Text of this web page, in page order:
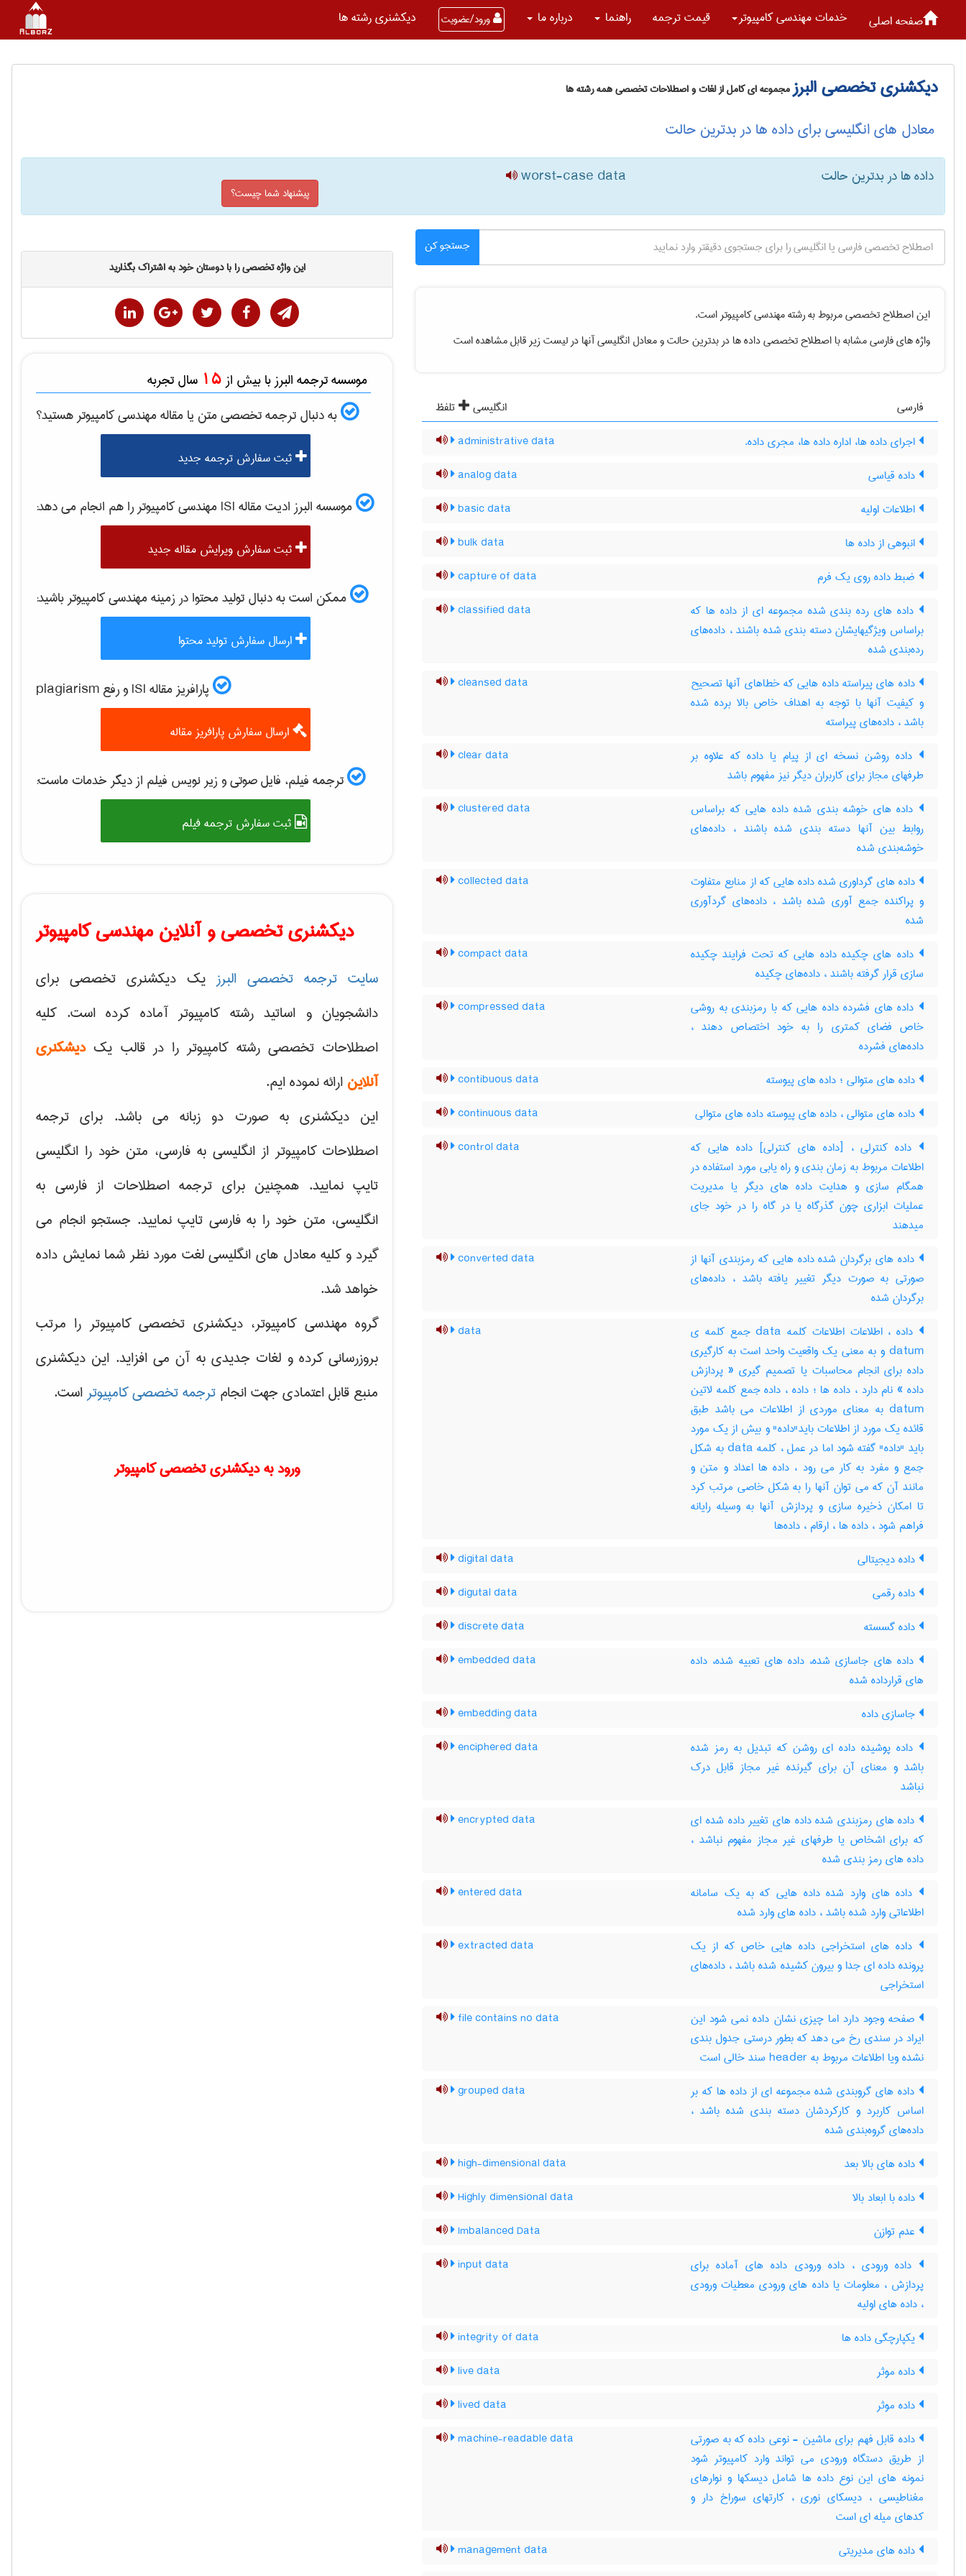
صفحه اصلی خدمات مهندسی كامپيوتر قیمت ترجمه راهنما درباره ما ورود/عضویت دیکشنری رشته ها
دیکشنری تخصصی البرزمجموعه ای کامل از لغات و اصطلاحات تخصصی همه رشته ها
معادل های انگلیسی برای داده ها در بدترین حالت
داده ها در بدترین حالت worst-case data
پیشنهاد شما چیست؟
جستجو کن
این اصطلاح تخصصی مربوط به رشتهمهندسی كامپيوتراست.
واژه های فارسی مشابه با اصطلاح تخصصیداده ها در بدترین حالتو معادل انگلیسی آنها در لیست زیر قابل مشاهده است
فارسی انگلیسی
تلفظ
اجرای داده ها، اداره داده ها، مجری داده.
administrative data
داده قیاسی analog data
اطلاعات اولیه basic data
انبوهی از داده ها bulk data
ضبط داده روی یک فرم capture of data
داده های رده بندی شده مجموعه ای از داده ها که
براساس ویژگیهایشان دسته بندی شده باشند ، داده‌های
رده‌بندی شده
classified data
داده های پیراسته داده هایی که خطاهای آنها تصحیح
و کیفیت آنها با توجه به اهداف خاص بالا برده شده
باشد ، داده‌های پیراسته
cleansed data
داده روشن نسخه ای از پیام یا داده که علاوه بر
طرفهای مجاز برای کاربران دیگر نیز مفهوم باشد
clear data
داده های خوشه بندی شده داده هایی که براساس
روابط بین آنها دسته بندی شده باشند ، داده‌های
خوشه‌بندی شده
clustered data
داده های گرداوری شده داده هایی که از منابع متفاوت
و پراکنده جمع آوری شده باشد ، داده‌های گردآوری
شده
collected data
داده های چکیده داده هایی که تحت فرایند چکیده
سازی قرار گرفته باشند ، داده‌های چکیده
compact data
داده های فشرده داده هایی که با رمزبندی به روشی
خاص فضای کمتری را به خود اختصاص دهند ،
داده‌های فشرده
compressed data
داده های متوالی ؛ داده های پیوسته contibuous data
داده های متوالی ، داده های پیوسته داده های متوالی continuous data
داده کنترلی ، [داده های کنترلی] داده هایی که
اطلاعات مربوط به زمان بندی و راه یابی مورد استفاده در
همگام سازی و هدایت داده های دیگر یا مدیریت
عملیات ابزاری چون گذرگاه یا در گاه را در خود جای
میدهند
control data
داده های برگردان شده داده هایی که رمزبندی آنها از
صورتی به صورت دیگر تغییر یافته باشد ، داده‌های
برگردان شده
converted data
داده ، اطلاعات اطلاعات کلمه data جمع کلمه ی
datum و به معنی یک واقعیت واحد است به کارگیری
داده برای انجام محاسبات یا تصمیم گیری « پردازش
داده » نام دارد ، داده ها ؛ داده ، داده جمع کلمه لاتین
datum به معنای موردی از اطلاعات می باشد طبق
قائده یک مورد از اطلاعات باید"داده" و بیش از یک مورد
باید "داده" گفته شود اما در عمل ، کلمه data به شکل
جمع و مفرد به کار می رود ، داده ها اعداد و متن و
مانند آن که می توان آنها را به شکل خاصی مرتب کرد
تا امکان ذخیره سازی و پردازش آنها به وسیله رایانه
فراهم شود ، داده ها ، ارقام ، داده‌ها
data
داده دیجیتالی digital data
داده رقمی digutal data
داده گسسته discrete data
داده های جاسازی شده، داده های تعبیه شده، داده
های قرارداده شده
embedded data
جاسازی داده embedding data
داده پوشیده داده ای روشن که تبدیل به رمز شده
باشد و معنای آن برای گیرنده غیر مجاز قابل درک
نباشد
enciphered data
داده های رمزبندی شده داده های تغییر داده شده ای
که برای اشخاص یا طرفهای غیر مجاز مفهوم نباشد ،
داده‌ های رمز بندی شده
encrypted data
داده های وارد شده داده هایی که به یک سامانه
اطلاعاتی وارد شده باشد ، داده‌ های وارد شده
entered data
داده های استخراجی داده هایی خاص که از یک
پرونده داده ای جدا و بیرون کشیده شده باشد ، داده‌های
استخراجی
extracted data
صفحه وجود دارد اما چیزی نشان داده نمی شود این
ایراد در سندی رخ می دهد که بطور درستی جدول بندی
نشده ویا اطلاعات مربوط به header سند خالی است
file contains no data
داده های گروبندی شده مجموعه ای از داده ها که بر
اساس کاربرد و کارکردشان دسته بندی شده باشد ،
داده‌های گروه‌بندی شده
grouped data
داده های بالا بعد high-dimensional data
داده با ابعاد بالا Highly dimensional data
عدم توازن Imbalanced Data
داده ورودی ، داده ورودی داده های آماده برای
پردازش ، معلومات یا داده های ورودی معطیات ورودی
، داده های اولیه
input data
یکپارچگی داده ها integrity of data
داده موثر live data
داده موثر lived data
داده قابل فهم برای ماشین - نوعی داده که به صورتی
از طریق دستگاه ورودی می تواند وارد کامپیوتر شود
نمونه های این نوع داده ها شامل دیسکها و نوارهای
مغناطیسی ، دیسکای نوری ، کارتهای سوراخ دار و
کدهای میله ای است
machine-readable data
داده های مدیریتی management data
این واژه تخصصی را با دوستان خود به اشتراک بگذارید
موسسه ترجمه البرز با بیش از 15 سال تجربه
به دنبال ترجمه تخصصی متن یا مقالهمهندسی كامپيوترهستید؟
ثبت سفارش ترجمه جدید
موسسه البرز ادیت مقاله ISI مهندسی كامپيوتررا هم انجام می دهد:
ثبت سفارش ویرایش مقاله جدید
ممکن است به دنبال تولید محتوا در زمینهمهندسی كامپيوترباشید:
ارسال سفارش تولید محتوا
پارافریز مقاله ISI و رفع plagiarism
ارسال سفارش پارافریز مقاله
ترجمه فیلم، فایل صوتی و زیر نویس فیلم از دیگر خدمات ماست:
ثبت سفارش ترجمه فیلم
دیکشنری تخصصی و آنلاین مهندسی کامپیوتر
سایت ترجمه تخصصی البرزیک دیکشنری تخصصی برای
دانشجویان و اساتید رشته کامپیوتر آماده کرده است. کلیه
اصطلاحات تخصصی رشته کامپیوتر را در قالب یکدیشکنری
آنلاین ارائه نموده ایم.
این دیکشنری به صورت دو زبانه می باشد. برای ترجمه
اصطلاحات کامپیوتر از انگلیسی به فارسی، متن خود را انگلیسی
تایپ نمایید. همچنین برای ترجمه اصطلاحات از فارسی به
انگلیسی، متن خود را به فارسی تایپ نمایید. جستجو انجام می
گیرد و کلیه معادل های انگلیسی لغت مورد نظر شما نمایش داده
خواهد شد.
گروه مهندسی کامپیوتر، دیکشنری تخصصی کامپیوتر را مرتب
بروزرسانی کرده و لغات جدیدی به آن می افزاید. این دیکشنری
منبع قابل اعتمادی جهت انجام ترجمه تخصصی کامپیوتراست.
ورود به دیکشنری تخصصی کامپیوتر